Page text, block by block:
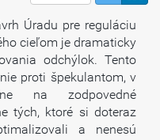
Úradu pre reguláciu
cieľom je dramaticky
odchýlok. Tento
proti špekulantom, v
na zodpovedné
tých, ktoré si doteraz
a nenesú